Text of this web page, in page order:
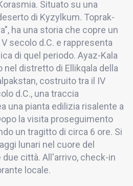
Situato su una
di Kyzylkum. Toprak-
ha una storia che copre un
secolo d.C. e rappresenta
di quel periodo. Ayaz-Kala
distretto di Ellikqala della
costruito tra il IV
d.C., una traccia
una pianta edilizia risalente a
la visita proseguimento
un tragitto di circa 6 ore. Si
lunari nel cuore del
città. All'arrivo, check-in
locale.